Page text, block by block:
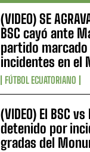
(VIDEO) SE
BSC cayó ante
partido
incidentes en el
FÚTBOL ECUATORIANO
(VIDEO) El BSC
detenido por
gradas del